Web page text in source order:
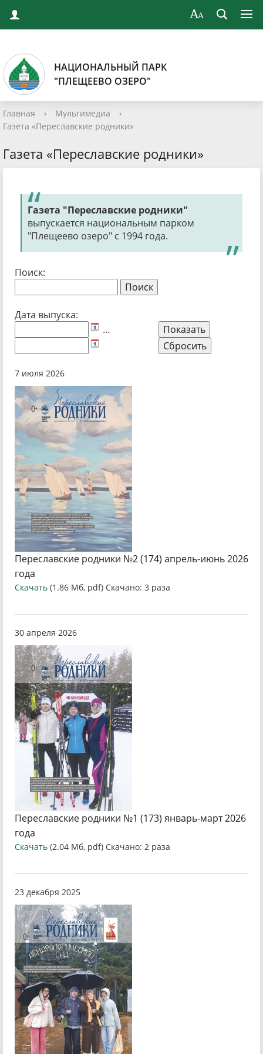
НАЦИОНАЛЬНЫЙ ПАРК
"ПЛЕЩЕЕВО ОЗЕРО"
Главная › Мультимедиа
›
Газета «Переславские родники»
Газета «Переславские родники»
Газета "Переславские родники"
выпускается национальным парком
"Плещеево озеро" с 1994 года.
Поиск:
Дата выпуска:
…
7 июля 2026
Переславские родники №2 (174) апрель-июнь 2026
года
Скачать (1.86 Мб, pdf) Скачано: 3 раза
30 апреля 2026
Переславские родники №1 (173) январь-март 2026
года
Скачать (2.04 Мб, pdf) Скачано: 2 раза
23 декабря 2025